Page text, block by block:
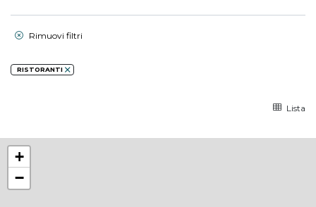
Rimuovi filtri
RISTORANTI
Lista
+
−